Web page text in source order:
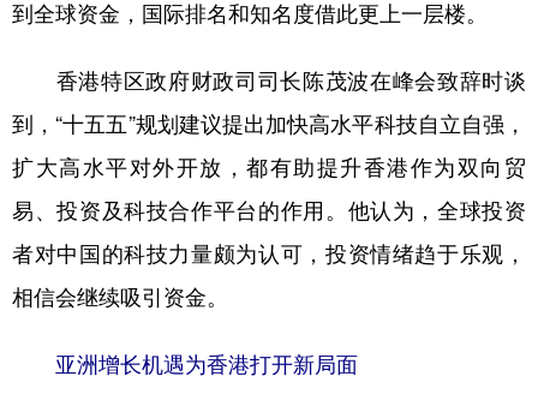
到全球资金，国际排名和知名度借此更上一层楼。
香港特区政府财政司司长陈茂波在峰会致辞时谈
到，“十五五”规划建议提出加快高水平科技自立自强，
扩大高水平对外开放，都有助提升香港作为双向贸
易、投资及科技合作平台的作用。他认为，全球投资
者对中国的科技力量颇为认可，投资情绪趋于乐观，
相信会继续吸引资金。
亚洲增长机遇为香港打开新局面